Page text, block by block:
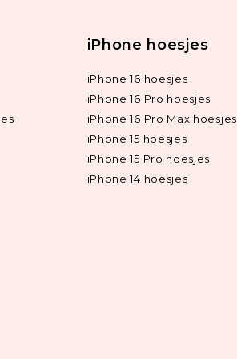
iPhone hoesjes
iPhone 16 hoesjes
iPhone 16 Pro hoesjes
iPhone 16 Pro Max hoesjes
iPhone 15 hoesjes
iPhone 15 Pro hoesjes
iPhone 14 hoesjes